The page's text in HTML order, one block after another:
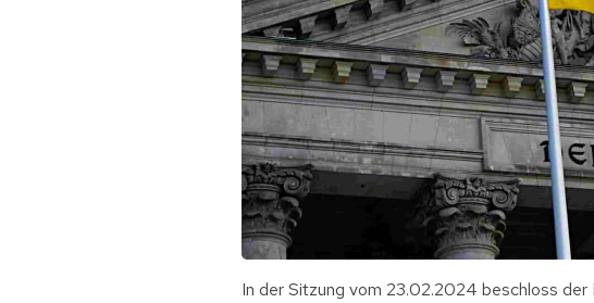
In der Sitzung vom 23.02.2024 beschloss